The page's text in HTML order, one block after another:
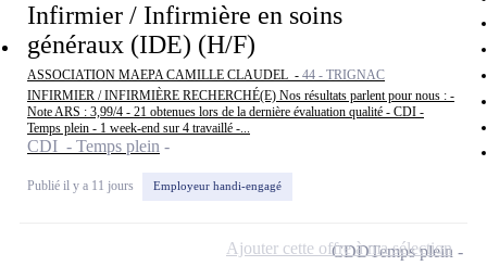
Infirmier / Infirmière en soins
généraux (IDE) (H/F)
ASSOCIATION MAEPA CAMILLE CLAUDEL - 44 - TRIGNAC
INFIRMIER / INFIRMIÈRE RECHERCHÉ(E) Nos résultats parlent pour nous : -
Note ARS : 3,99/4 - 21 obtenues lors de la dernière évaluation qualité - CDI -
Temps plein - 1 week-end sur 4 travaillé -...
CDI - Temps plein
Publié il y a 11 jours Employeur handi-engagé
CDDTemps plein
Ajouter cette offre à ma sélection